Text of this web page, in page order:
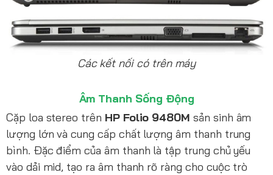
Các kết nối có trên máy
Âm Thanh Sống Động
Cặp loa stereo trên HP Folio 9480M sản sinh âm
lượng lớn và cung cấp chất lượng âm thanh trung
bình. Đặc điểm của âm thanh là tập trung chủ yếu
vào dải mid, tạo ra âm thanh rõ ràng cho cuộc trò